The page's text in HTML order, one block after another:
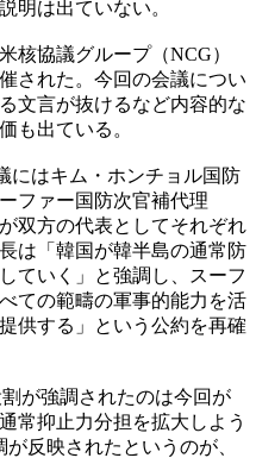
明は出ていない。
核協議グループ（NCG）
された。今回の会議につい
文言が抜けるなど内容的な
も出ている。
にはキム・ホンチョル国防
ファー国防次官補代理
双方の代表としてそれぞれ
は「韓国が韓半島の通常防
ていく」と強調し、スーフ
ての範疇の軍事的能力を活
供する」という公約を再確
が強調されたのは今回が
常抑止力分担を拡大しよう
反映されたというのが、